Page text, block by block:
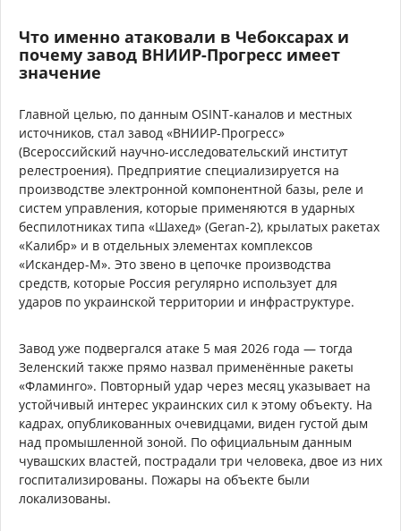
Что именно атаковали в Чебоксарах и
почему завод ВНИИР-Прогресс имеет
значение
Главной целью, по данным OSINT-каналов и местных
источников, стал завод «ВНИИР-Прогресс»
(Всероссийский научно-исследовательский институт
релестроения). Предприятие специализируется на
производстве электронной компонентной базы, реле и
систем управления, которые применяются в ударных
беспилотниках типа «Шахед» (Geran-2), крылатых ракетах
«Калибр» и в отдельных элементах комплексов
«Искандер-М». Это звено в цепочке производства
средств, которые Россия регулярно использует для
ударов по украинской территории и инфраструктуре.
Завод уже подвергался атаке 5 мая 2026 года — тогда
Зеленский также прямо назвал применённые ракеты
«Фламинго». Повторный удар через месяц указывает на
устойчивый интерес украинских сил к этому объекту. На
кадрах, опубликованных очевидцами, виден густой дым
над промышленной зоной. По официальным данным
чувашских властей, пострадали три человека, двое из них
госпитализированы. Пожары на объекте были
локализованы.